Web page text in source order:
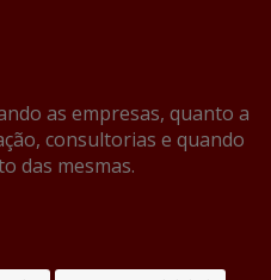
as empresas, quanto a
consultorias e quando
das mesmas.